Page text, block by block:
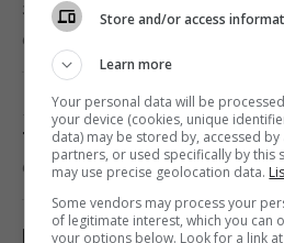
Путін перегруповує бойові
WSJ розповіли, чого він
02:28 четвер, 06 серпня 2026
Подружжя придбало
Італії, але незабаром
підступ
заборона, яку місцеві
6 серпня 2026, 05:39
Як часто потрібно
терміни та правила
6 серпня 2026, 05:25
Мало хто знає: що
Store and/or access
Learn more
Your personal data will be
your device (cookies, unique
data) may be stored by, accessed
partners, or used specifically by this
may use precise geolocation data.
Some vendors may process your
of legitimate interest, which you can
your options below. Look for a link